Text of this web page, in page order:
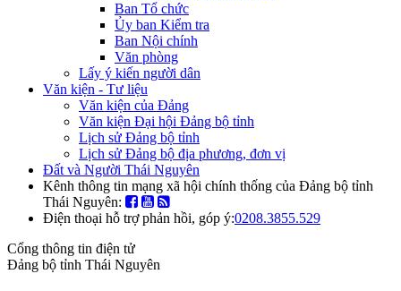
Ban Tổ chức
Ủy ban Kiểm tra
Ban Nội chính
Văn phòng
Lấy ý kiến người dân
Văn kiện - Tư liệu
Văn kiện của Đảng
Văn kiện Đại hội Đảng bộ tỉnh
Lịch sử Đảng bộ tỉnh
Lịch sử Đảng bộ địa phương, đơn vị
Đất và Người Thái Nguyên
Kênh thông tin mạng xã hội chính thống của Đảng bộ tỉnh
Thái Nguyên:
Điện thoại hỗ trợ phản hồi, góp ý:0208.3855.529
Cổng thông tin điện tử
Đảng bộ tỉnh Thái Nguyên